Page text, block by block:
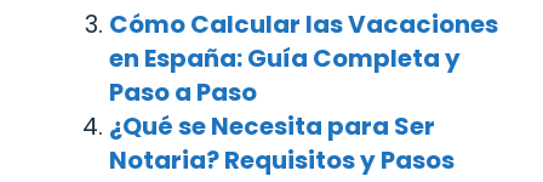
Cómo Calcular las Vacaciones
en España: Guía Completa y
Paso a Paso
¿Qué se Necesita para Ser
Notaria? Requisitos y Pasos